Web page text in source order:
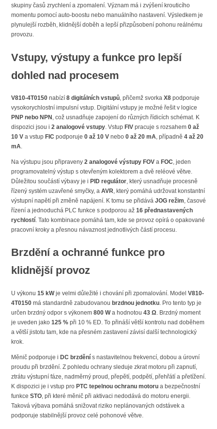
skupiny časů zrychlení a zpomalení. Význam má i zvýšení krouticího
momentu pomocí auto-boostu nebo manuálního nastavení. Výsledkem je
plynulejší rozběh, klidnější doběh a lepší přizpůsobení pohonu reálnému
provozu.
Vstupy, výstupy a funkce pro lepší
dohled nad procesem
V810-4T0150 nabízí 8 digitálních vstupů, přičemž svorka X8 podporuje
vysokorychlostní impulsní vstup. Digitální vstupy je možné řešit v logice
PNP nebo NPN , což usnadňuje zapojení do různých řídicích schémat. K
dispozici jsou i 2 analogové vstupy. Vstup FIV pracuje s rozsahem 0 až
10 V a vstup FIC podporuje 0 až 10 V nebo 0 až 20 mA, případně 4 až 20
mA.
Na výstupu jsou připraveny 2 analogové výstupy FOV a FOC, jeden
programovatelný výstup s otevřeným kolektorem a dvě reléové větve.
Důležitou součástí výbavy je i PID regulátor, který usnadňuje procesně
řízený systém uzavřené smyčky, a AVR, který pomáhá udržovat konstantní
výstupní napětí při změně napájení. K tomu se přidává JOG režim, časové
řízení a jednoduchá PLC funkce s podporou až 16 přednastavených
rychlostí. Tato kombinace pomáhá tam, kde se provoz opírá o opakované
pracovní kroky a přesnou návaznost jednotlivých částí procesu.
Brzdění a ochranné funkce pro
klidnější provoz
U výkonu 15 kWje velmi důležité i chování při zpomalování. Model V810-
4T0150 má standardně zabudovanou brzdnou jednotku . Pro tento typ je
určen brzdný odpor s výkonem 800 Wa hodnotou 43 Ω . Brzdný moment
je uveden jako 125 % při 10 % ED. To přináší větší kontrolu nad doběhem
a větší jistotu tam, kde na přesném zastavení závisí další technologický
krok.
Měnič podporuje i DC brzdění s nastavitelnou frekvencí, dobou a úrovní
proudu při brzdění. Z pohledu ochrany sleduje zkrat motoru při zapnutí,
ztrátu výstupní fáze, nadměrný proud, přepětí, podpětí, přehřátí a přetížení.
K dispozici je i vstup pro PTC tepelnou ochranu motoru a bezpečnostní
funkce STO , při které měnič při aktivaci nedodává do motoru energii.
Taková výbava pomáhá snižovat riziko neplánovaných odstávek a
podporuje stabilnější provoz celé pohonové větve.